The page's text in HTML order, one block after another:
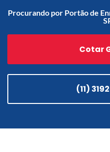
Procurando por Portão de
Cotar
(11)